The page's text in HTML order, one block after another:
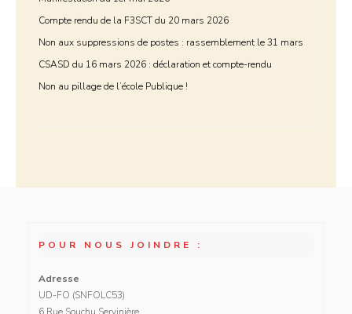
Compte rendu de la F3SCT du 20 mars 2026
Non aux suppressions de postes : rassemblement le 31 mars
CSASD du 16 mars 2026 : déclaration et compte-rendu
Non au pillage de l’école Publique !
POUR NOUS JOINDRE :
Adresse
UD-FO (SNFOLC53)